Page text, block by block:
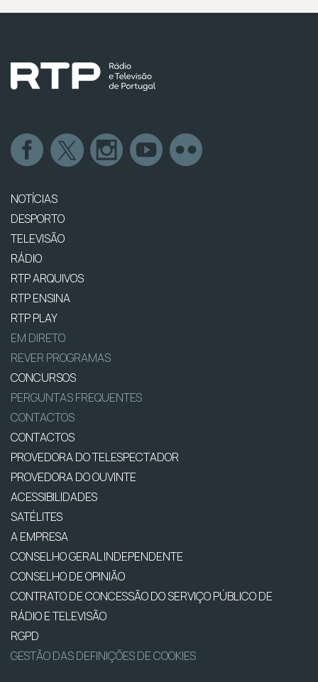
NOTÍCIAS
DESPORTO
TELEVISÃO
RÁDIO
RTP ARQUIVOS
RTP ENSINA
RTP PLAY
EM DIRETO
REVER PROGRAMAS
CONCURSOS
PERGUNTAS FREQUENTES
CONTACTOS
CONTACTOS
PROVEDORA DO TELESPECTADOR
PROVEDORA DO OUVINTE
ACESSIBILIDADES
SATÉLITES
A EMPRESA
CONSELHO GERAL INDEPENDENTE
CONSELHO DE OPINIÃO
CONTRATO DE CONCESSÃO DO SERVIÇO PÚBLICO DE
RÁDIO E TELEVISÃO
RGPD
GESTÃO DAS DEFINIÇÕES DE COOKIES